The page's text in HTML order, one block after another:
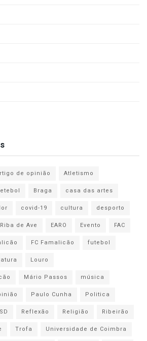
de opinião
Atletismo
Braga
casa das artes
covid-19 cultura
desporto
de Ave EARO Evento
FAC
FC Famalicão
futebol
Louro
Mário Passos
música
Paulo Cunha
Politica
Reflexão Religião
Ribeirão
Trofa
Universidade de Coimbra